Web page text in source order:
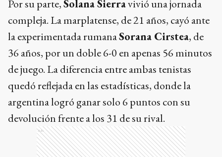
Por su parte,Solana Sierravivió una jornada
compleja. La marplatense, de 21 años, cayó ante
la experimentada rumanaSorana Cirstea, de
36 años, por un doble 6-0 en apenas 56 minutos
de juego. La diferencia entre ambas tenistas
quedó reflejada en las estadísticas, donde la
argentina logró ganar solo 6 puntos con su
devolución frente a los 31 de su rival.
Ads